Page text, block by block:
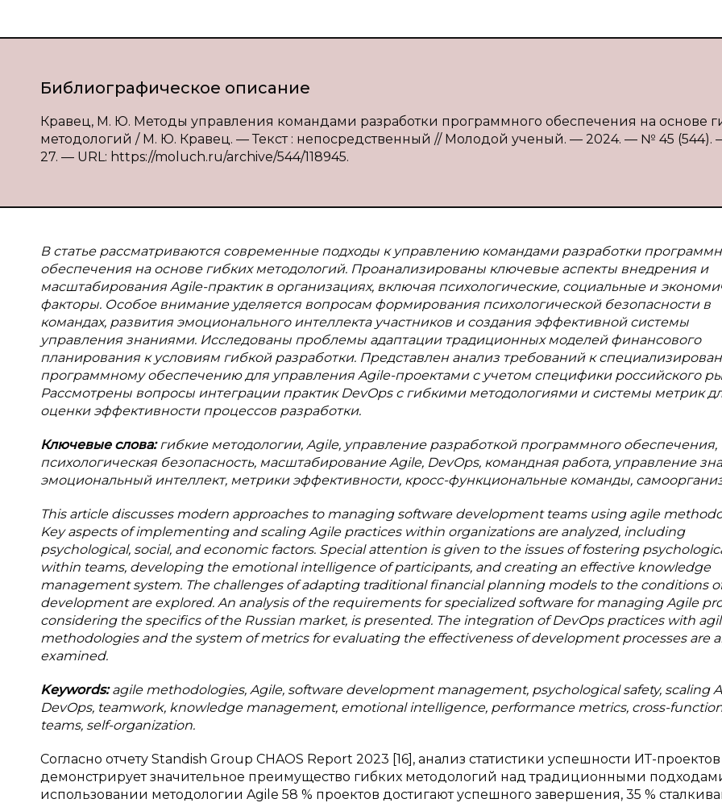
Библиографическое описание
Кравец, М. Ю. Методы управления командами разработки программного обеспечения на основе
методологий / М. Ю. Кравец. — Текст : непосредственный // Молодой ученый. — 2024. — № 45 (544).
27. — URL: https://moluch.ru/archive/544/118945.
В статье рассматриваются современные подходы к управлению командами разработки
обеспечения на основе гибких методологий. Проанализированы ключевые аспекты внедрения и
масштабирования Agile-практик в организациях, включая психологические, социальные и
факторы. Особое внимание уделяется вопросам формирования психологической безопасности в
командах, развития эмоционального интеллекта участников и создания эффективной системы
управления знаниями. Исследованы проблемы адаптации традиционных моделей финансового
планирования к условиям гибкой разработки. Представлен анализ требований к
программному обеспечению для управления Agile-проектами с учетом специфики российского
Рассмотрены вопросы интеграции практик DevOps с гибкими методологиями и системы метрик
оценки эффективности процессов разработки.
Ключевые слова:гибкие методологии, Agile, управление разработкой программного обеспечения,
психологическая безопасность, масштабирование Agile, DevOps, командная работа, управление
эмоциональный интеллект, метрики эффективности, кросс-функциональные команды,
This article discusses modern approaches to managing software development teams using agile
Key aspects of implementing and scaling Agile practices within organizations are analyzed, including
psychological, social, and economic factors. Special attention is given to the issues of fostering
within teams, developing the emotional intelligence of participants, and creating an effective knowledge
management system. The challenges of adapting traditional financial planning models to the conditions
development are explored. An analysis of the requirements for specialized software for managing Agile
considering the specifics of the Russian market, is presented. The integration of DevOps practices with
methodologies and the system of metrics for evaluating the effectiveness of development processes are
examined.
Keywords:agile methodologies, Agile, software development management, psychological safety, scaling
DevOps, teamwork, knowledge management, emotional intelligence, performance metrics, cross-
teams, self-organization.
Согласно отчету Standish Group CHAOS Report 2023 [16], анализ статистики успешности ИТ-проектов
демонстрирует значительное преимущество гибких методологий над традиционными
использовании методологии Agile 58 % проектов достигают успешного завершения, 35 %